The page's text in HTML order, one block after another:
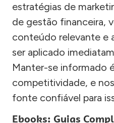
estratégias de
de gestão financeira,
conteúdo relevante e
ser aplicado
Manter-se informado
competitividade, e
fonte confiável para
Ebooks: Guias